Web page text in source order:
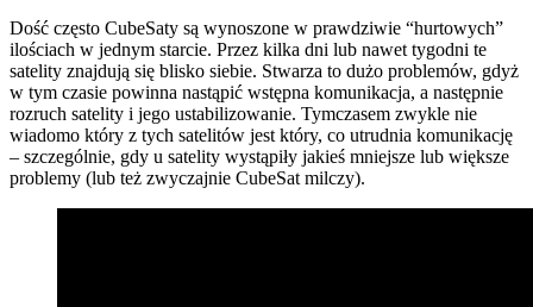
Dość często CubeSaty są wynoszone w prawdziwie “hurtowych”
ilościach w jednym starcie. Przez kilka dni lub nawet tygodni te
satelity znajdują się blisko siebie. Stwarza to dużo problemów, gdyż
w tym czasie powinna nastąpić wstępna komunikacja, a następnie
rozruch satelity i jego ustabilizowanie. Tymczasem zwykle nie
wiadomo który z tych satelitów jest który, co utrudnia komunikację
– szczególnie, gdy u satelity wystąpiły jakieś mniejsze lub większe
problemy (lub też zwyczajnie CubeSat milczy).